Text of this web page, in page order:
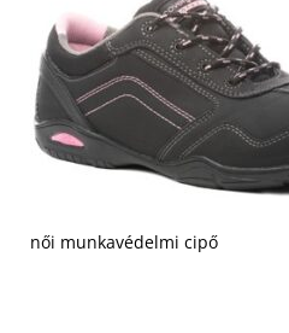
női munkavédelmi cipő